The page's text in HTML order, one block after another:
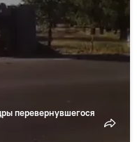
перевернувшегося